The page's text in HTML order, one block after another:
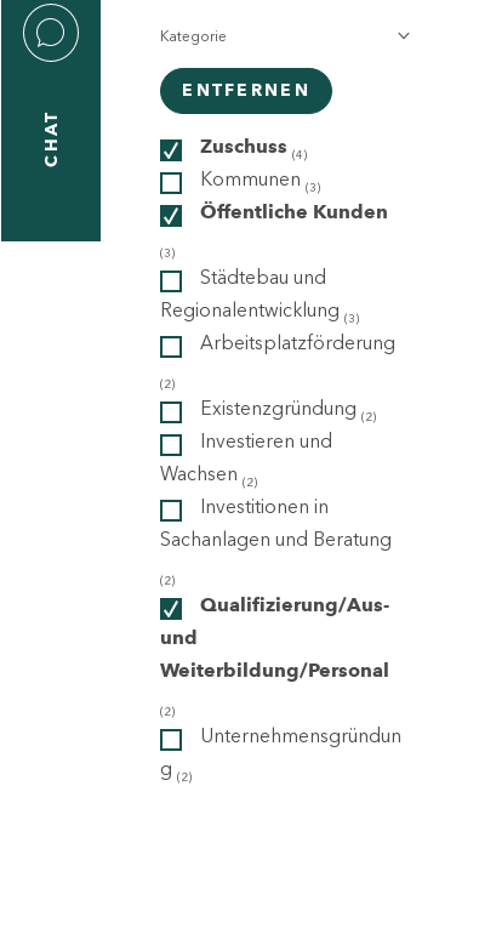
CHAT
Kategorie
ENTFERNEN
Zuschuss (4)
Kommunen (3)
Öffentliche Kunden
(3)
Städtebau und
Regionalentwicklung (3)
Arbeitsplatzförderung
(2)
Existenzgründung (2)
Investieren und
Wachsen (2)
Investitionen in
Sachanlagen und Beratung
(2)
Qualifizierung/Aus-
und
Weiterbildung/Personal
(2)
Unternehmensgründun
g (2)